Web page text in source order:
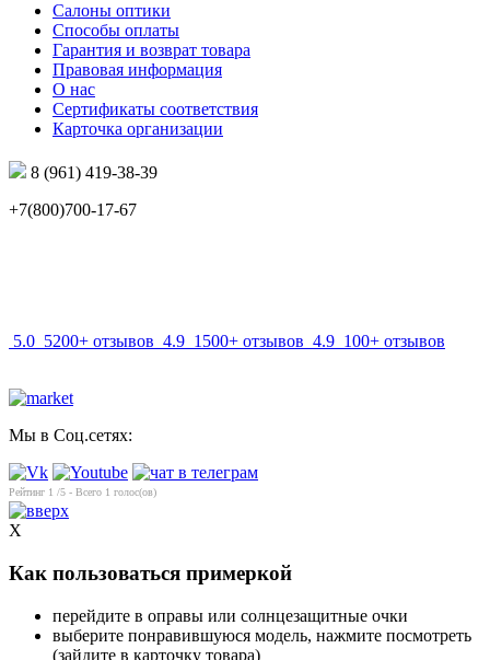
Салоны оптики
Способы оплаты
Гарантия и возврат товара
Правовая информация
О нас
Сертификаты соответствия
Карточка организации
8 (961) 419-38-39
+7(800)700-17-67
5.0 5200+ отзывов 4.9 1500+ отзывов 4.9 100+ отзывов
Мы в Соц.сетях:
Рейтинг 1 /5 - Всего 1 голос(ов)
X
Как пользоваться примеркой
перейдите в оправы или солнцезащитные очки
выберите понравившуюся модель, нажмите посмотреть
(зайдите в карточку товара)